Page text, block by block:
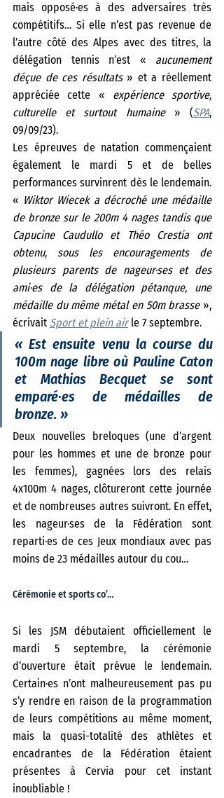
mais opposé·es à des adversaires très
compétitifs… Si elle n’est pas revenue de
l’autre côté des Alpes avec des titres, la
délégation tennis n’est « aucunement
déçue de ces résultats » et a réellement
appréciée cette « expérience sportive,
culturelle et surtout humaine » (SPA,
09/09/23).
Les épreuves de natation commençaient
également le mardi 5 et de belles
performances survinrent dès le lendemain.
« Wiktor Wiecek a décroché une médaille
de bronze sur le 200m 4 nages tandis que
Capucine Caudullo et Théo Crestia ont
obtenu, sous les encouragements de
plusieurs parents de nageur·ses et des
ami·es de la délégation pétanque, une
médaille du même métal en 50m brasse »,
écrivait Sport et plein air le 7 septembre.
« Est ensuite venu la course du
100m nage libre où Pauline Caton
et Mathias Becquet se sont
emparé·es de médailles de
bronze. »
Deux nouvelles breloques (une d’argent
pour les hommes et une de bronze pour
les femmes), gagnées lors des relais
4x100m 4 nages, clôtureront cette journée
et de nombreuses autres suivront. En effet,
les nageur·ses de la Fédération sont
reparti·es de ces Jeux mondiaux avec pas
moins de 23 médailles autour du cou…
Cérémonie et sports co’…
Si les JSM débutaient officiellement le
mardi 5 septembre, la cérémonie
d’ouverture était prévue le lendemain.
Certain·es n’ont malheureusement pas pu
s’y rendre en raison de la programmation
de leurs compétitions au même moment,
mais la quasi-totalité des athlètes et
encadrant·es de la Fédération étaient
présent·es à Cervia pour cet instant
inoubliable !